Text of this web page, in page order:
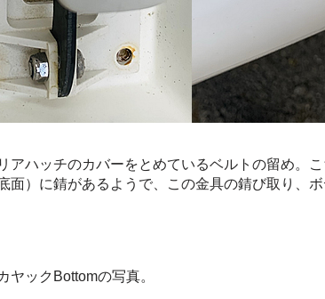
アハッチのカバーをとめているベルトの留め。
面）に錆があるようで、この金具の錆び取り、
ヤックBottomの写真。